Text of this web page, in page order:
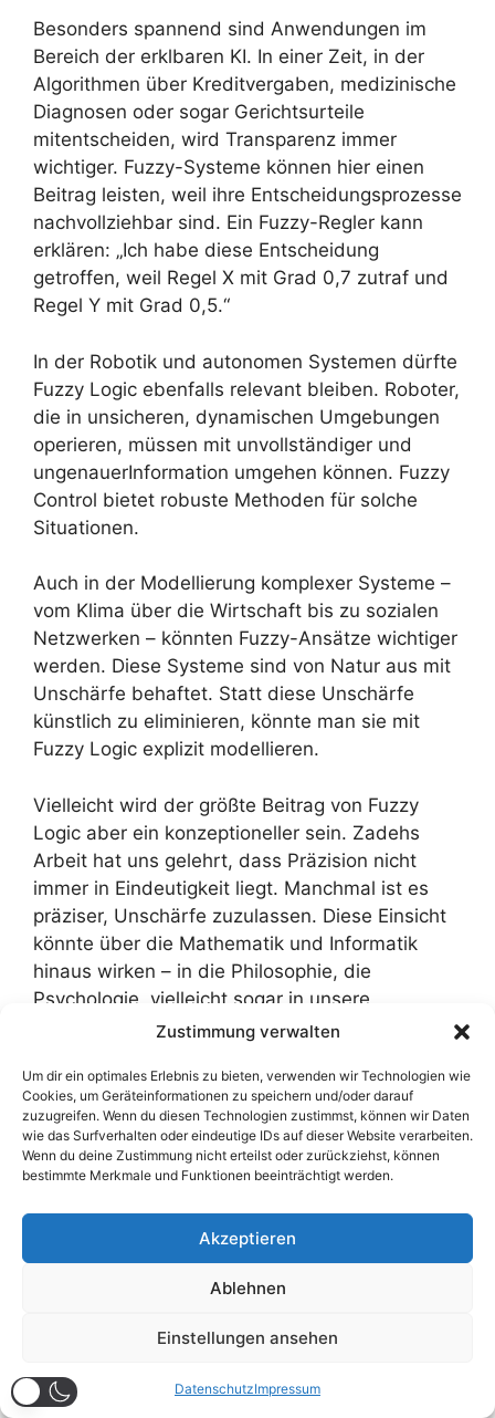
Zustimmung verwalten
Um dir ein optimales Erlebnis zu bieten, verwenden wir Technologien wie
Cookies, um Geräteinformationen zu speichern und/oder darauf
zuzugreifen. Wenn du diesen Technologien zustimmst, können wir Daten
wie das Surfverhalten oder eindeutige IDs auf dieser Website verarbeiten.
Wenn du deine Zustimmung nicht erteilst oder zurückziehst, können
bestimmte Merkmale und Funktionen beeinträchtigt werden.
Akzeptieren
Ablehnen
Einstellungen ansehen
DatenschutzImpressum
Besonders spannend sind Anwendungen im
Bereich der erklbaren KI. In einer Zeit, in der
Algorithmen über Kreditvergaben, medizinische
Diagnosen oder sogar Gerichtsurteile
mitentscheiden, wird Transparenz immer
wichtiger. Fuzzy-Systeme können hier einen
Beitrag leisten, weil ihre Entscheidungsprozesse
nachvollziehbar sind. Ein Fuzzy-Regler kann
erklären: „Ich habe diese Entscheidung
getroffen, weil Regel X mit Grad 0,7 zutraf und
Regel Y mit Grad 0,5.“
In der Robotik und autonomen Systemen dürfte
Fuzzy Logic ebenfalls relevant bleiben. Roboter,
die in unsicheren, dynamischen Umgebungen
operieren, müssen mit unvollständiger und
ungenauerInformation umgehen können. Fuzzy
Control bietet robuste Methoden für solche
Situationen.
Auch in der Modellierung komplexer Systeme –
vom Klima über die Wirtschaft bis zu sozialen
Netzwerken – könnten Fuzzy-Ansätze wichtiger
werden. Diese Systeme sind von Natur aus mit
Unschärfe behaftet. Statt diese Unschärfe
künstlich zu eliminieren, könnte man sie mit
Fuzzy Logic explizit modellieren.
Vielleicht wird der größte Beitrag von Fuzzy
Logic aber ein konzeptioneller sein. Zadehs
Arbeit hat uns gelehrt, dass Präzision nicht
immer in Eindeutigkeit liegt. Manchmal ist es
präziser, Unschärfe zuzulassen. Diese Einsicht
könnte über die Mathematik und Informatik
hinaus wirken – in die Philosophie, die
Psychologie, vielleicht sogar in unsere
alltägliche Denkweise. In einer zunehmend
umzugehen, wertvoller denn je.
Literaturquellen
Zadeh, L. A. (1965). Fuzzy Sets. Information
and Control, 8(3), 338–353.